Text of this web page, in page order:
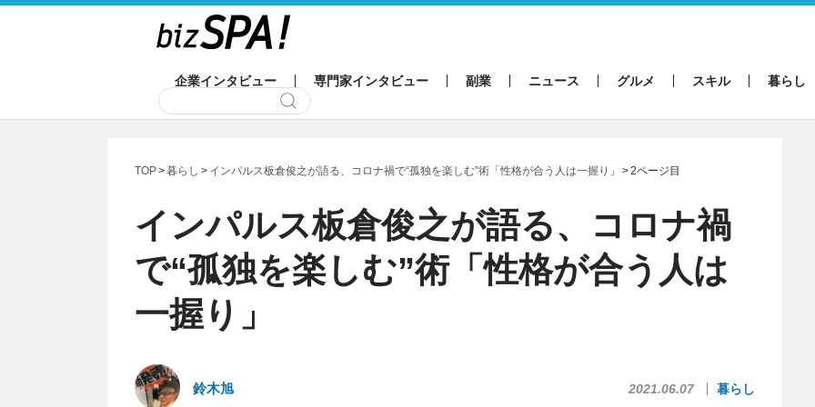
企業インタビュー 専門家インタビュー 副業 ニュース グルメ スキル 暮らし
TOP 暮らし インパルス板倉俊之が語る、コロナ禍で“孤独を楽しむ”術「性格が合う人は一握り」 2ページ目
インパルス板倉俊之が語る、コロナ禍
で“孤独を楽しむ”術「性格が合う人は
一握り」
鈴木旭 2021.06.07 暮らし